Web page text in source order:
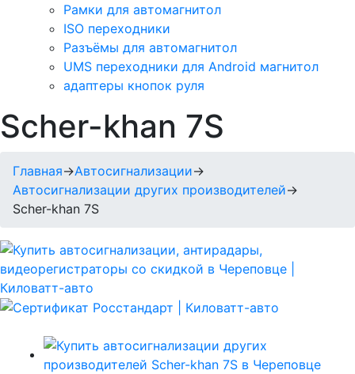
Рамки для автомагнитол
ISO переходники
Разъёмы для автомагнитол
UMS переходники для Android магнитол
адаптеры кнопок руля
Scher-khan 7S
Главная→Автосигнализации→
Автосигнализации других производителей→
Scher-khan 7S